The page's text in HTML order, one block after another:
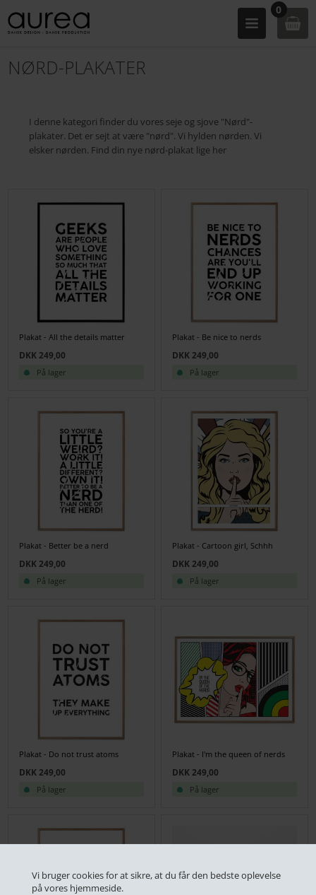
Vi bruger cookies for at sikre, at du får den bedste oplevelse
på vores hjemmeside.
0
NØRD-PLAKATER
I denne kategori finder du vores seje og sjove "Nørd"-
plakater. Det er sejt at være "nørd". Vi hylden nørden. Vi
elsker nørden. Find din nye nørd-plakat lige her
Plakat - All the details matter
DKK 249,00
På lager
Plakat - Be nice to nerds
DKK 249,00
På lager
Plakat - Better be a nerd
DKK 249,00
På lager
Plakat - Cartoon girl, Schhh
DKK 249,00
På lager
Plakat - Do not trust atoms
DKK 249,00
På lager
Plakat - I'm the queen of nerds
DKK 249,00
På lager